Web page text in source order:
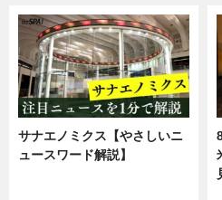
サナエノミクス【やさしいニ
ュースワード解説】